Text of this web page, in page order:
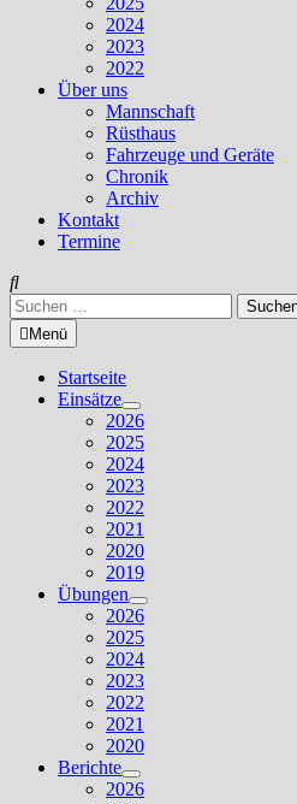
2024
2023
2022
Über uns
Mannschaft
Rüsthaus
Fahrzeuge und Geräte
Chronik
Archiv
Kontakt
Termine
Suchen
nach:Menü
Startseite
Einsätze
Untermenü
anzeigen
2026
2025
2024
2023
2022
2021
2020
2019
Übungen
Untermenü
anzeigen
2026
2025
2024
2023
2022
2021
2020
Berichte
Untermenü
anzeigen
2026